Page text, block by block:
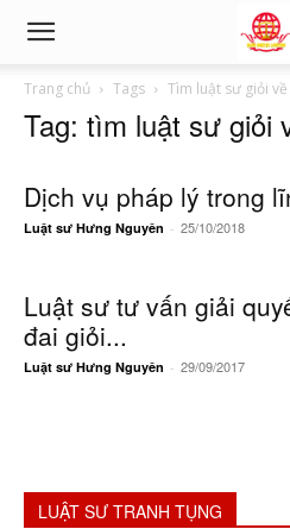
Trang chủ Tags Tìm luật sư giỏi
Tag: tìm luật sư giỏi
Dịch vụ pháp lý trong
Luật sư Hưng Nguyên - 25/10/2018
Luật sư tư vấn giải
đai giỏi...
Luật sư Hưng Nguyên - 29/09/2017
LUẬT SƯ TRANH TỤNG